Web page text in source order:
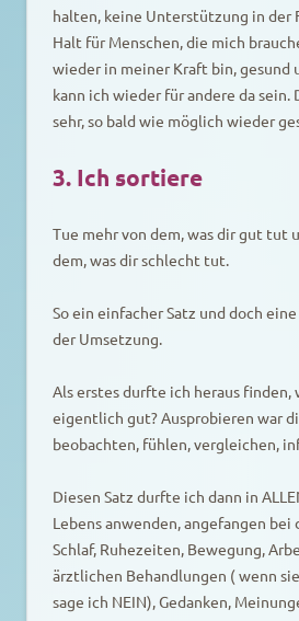
halten, keine Unterstützung in der
Halt für Menschen, die mich
wieder in meiner Kraft bin, gesund
kann ich wieder für andere da
sehr, so bald wie möglich wieder
3. Ich sortiere
Tue mehr von dem, was dir gut tut
dem, was dir schlecht tut.
So ein einfacher Satz und doch
der Umsetzung.
Als erstes durfte ich heraus finden,
eigentlich gut? Ausprobieren war
beobachten, fühlen, vergleichen,
Diesen Satz durfte ich dann in
Lebens anwenden, angefangen bei
Schlaf, Ruhezeiten, Bewegung,
ärztlichen Behandlungen ( wenn
sage ich NEIN), Gedanken,